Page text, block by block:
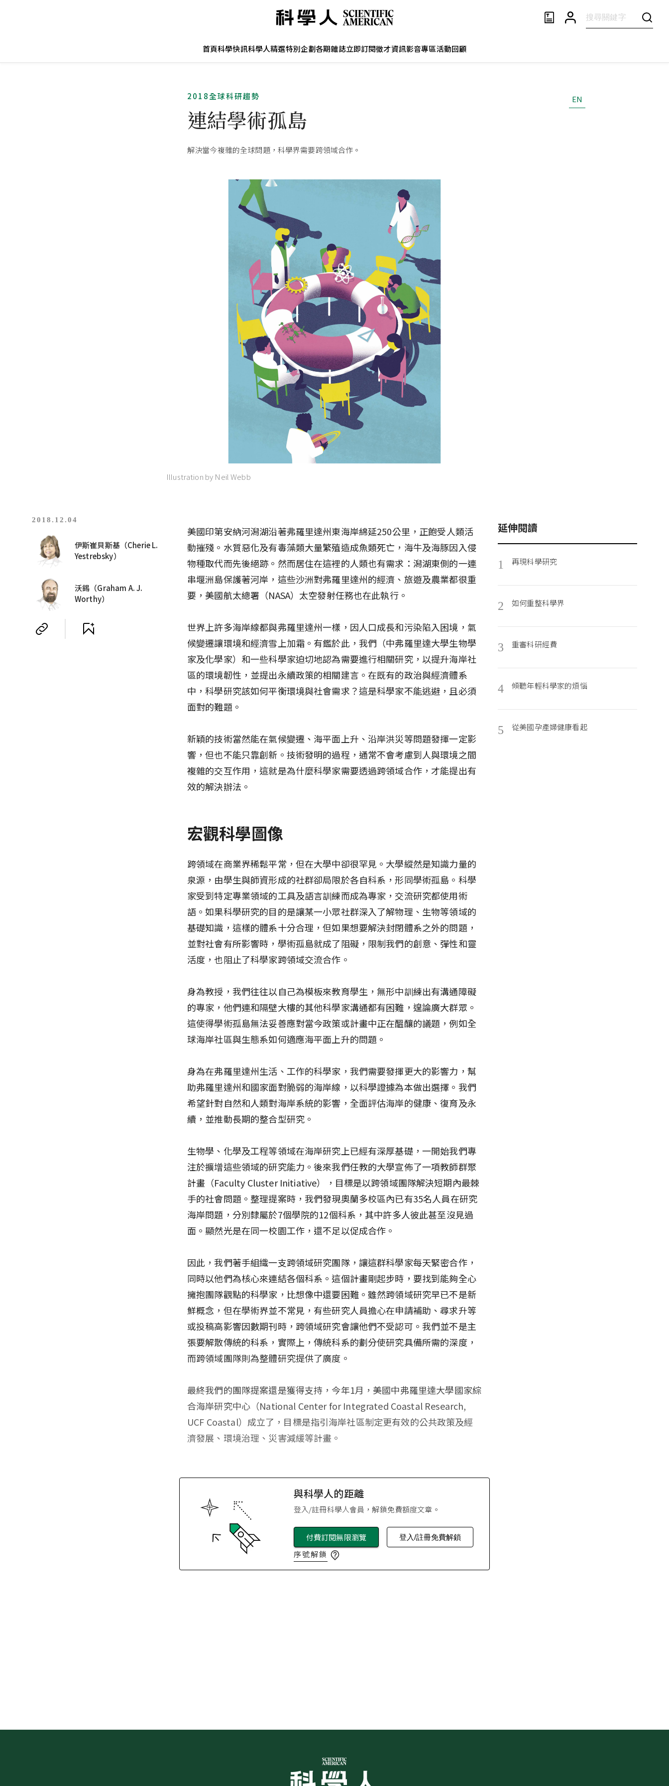
首頁科學快訊科學人精選特別企劃各期雜誌立即訂閱徵才資訊影音專區活動回顧
2018全球科研趨勢
連結學術孤島
解決當今複雜的全球問題，科學界需要跨領域合作。
EN
Illustration by Neil Webb
2018.12.04
伊斯崔貝斯基（Cherie L.
Yestrebsky）
沃錫（Graham A. J.
Worthy）
美國印第安納河潟湖沿著弗羅里達州東海岸綿延250公里，正飽受人類活
動摧殘。水質惡化及有毒藻類大量繁殖造成魚類死亡，海牛及海豚因入侵
物種取代而先後絕跡。然而居住在這裡的人類也有需求：潟湖東側的一連
串堰洲島保護著河岸，這些沙洲對弗羅里達州的經濟、旅遊及農業都很重
要，美國航太總署（NASA）太空發射任務也在此執行。
世界上許多海岸線都與弗羅里達州一樣，因人口成長和污染陷入困境，氣
候變遷讓環境和經濟雪上加霜。有鑑於此，我們（中弗羅里達大學生物學
家及化學家）和一些科學家迫切地認為需要進行相關研究，以提升海岸社
區的環境韌性，並提出永續政策的相關建言。在既有的政治與經濟體系
中，科學研究該如何平衡環境與社會需求？這是科學家不能逃避，且必須
面對的難題。
新穎的技術當然能在氣候變遷、海平面上升、沿岸洪災等問題發揮一定影
響，但也不能只靠創新。技術發明的過程，通常不會考慮到人與環境之間
複雜的交互作用，這就是為什麼科學家需要透過跨領域合作，才能提出有
效的解決辦法。
宏觀科學圖像
跨領域在商業界稀鬆平常，但在大學中卻很罕見。大學縱然是知識力量的
泉源，由學生與師資形成的社群卻局限於各自科系，形同學術孤島。科學
家受到特定專業領域的工具及語言訓練而成為專家，交流研究都使用術
語。如果科學研究的目的是讓某一小眾社群深入了解物理、生物等領域的
基礎知識，這樣的體系十分合理，但如果想要解決封閉體系之外的問題，
並對社會有所影響時，學術孤島就成了阻礙，限制我們的創意、彈性和靈
活度，也阻止了科學家跨領域交流合作。
身為教授，我們往往以自己為模板來教育學生，無形中訓練出有溝通障礙
的專家，他們連和隔壁大樓的其他科學家溝通都有困難，遑論廣大群眾。
這使得學術孤島無法妥善應對當今政策或計畫中正在醞釀的議題，例如全
球海岸社區與生態系如何適應海平面上升的問題。
身為在弗羅里達州生活、工作的科學家，我們需要發揮更大的影響力，幫
助弗羅里達州和國家面對脆弱的海岸線，以科學證據為本做出選擇。我們
希望針對自然和人類對海岸系統的影響，全面評估海岸的健康、復育及永
續，並推動長期的整合型研究。
生物學、化學及工程等領域在海岸研究上已經有深厚基礎，一開始我們專
注於擴增這些領域的研究能力。後來我們任教的大學宣佈了一項教師群聚
計畫（Faculty Cluster Initiative），目標是以跨領域團隊解決短期內最棘
手的社會問題。整理提案時，我們發現奧蘭多校區內已有35名人員在研究
海岸問題，分別隸屬於7個學院的12個科系，其中許多人彼此甚至沒見過
面。顯然光是在同一校園工作，還不足以促成合作。
因此，我們著手組織一支跨領域研究團隊，讓這群科學家每天緊密合作，
同時以他們為核心來連結各個科系。這個計畫剛起步時，要找到能夠全心
擁抱團隊觀點的科學家，比想像中還要困難。雖然跨領域研究早已不是新
鮮概念，但在學術界並不常見，有些研究人員擔心在申請補助、尋求升等
或投稿高影響因數期刊時，跨領域研究會讓他們不受認可。我們並不是主
張要解散傳統的科系，實際上，傳統科系的劃分使研究具備所需的深度，
而跨領域團隊則為整體研究提供了廣度。
最終我們的團隊提案還是獲得支持，今年1月，美國中弗羅里達大學國家綜
合海岸研究中心（National Center for Integrated Coastal Research,
UCF Coastal）成立了，目標是指引海岸社區制定更有效的公共政策及經
濟發展、環境治理、災害減緩等計畫。
延伸閱讀
1 再現科學研究
2 如何重整科學界
3 重審科研經費
4 傾聽年輕科學家的煩惱
5 從美國孕產婦健康看起
與科學人的距離
登入/註冊科學人會員，解鎖免費額度文章。
付費訂閱無限瀏覽 登入/註冊免費解鎖
序號解鎖